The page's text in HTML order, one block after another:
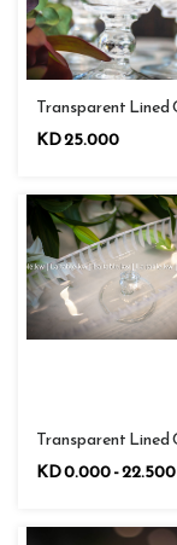
KD 25.000
KD 0.000 - 22.500